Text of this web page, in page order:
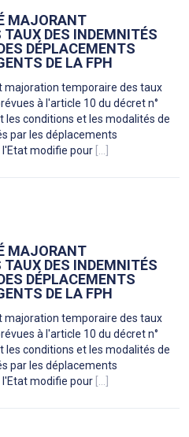
MAJORANT
DES INDEMNITÉS
DÉPLACEMENTS
DE LA FPH
majoration temporaire des taux
à l'article 10 du décret n°
les conditions et les modalités de
par les déplacements
modifie pour [...]
MAJORANT
DES INDEMNITÉS
DÉPLACEMENTS
DE LA FPH
majoration temporaire des taux
à l'article 10 du décret n°
les conditions et les modalités de
par les déplacements
modifie pour [...]